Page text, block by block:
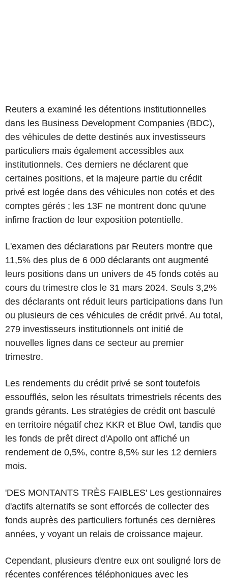
Reuters a examiné les détentions institutionnelles
dans les Business Development Companies (BDC),
des véhicules de dette destinés aux investisseurs
particuliers mais également accessibles aux
institutionnels. Ces derniers ne déclarent que
certaines positions, et la majeure partie du crédit
privé est logée dans des véhicules non cotés et des
comptes gérés ; les 13F ne montrent donc qu'une
infime fraction de leur exposition potentielle.
L'examen des déclarations par Reuters montre que
11,5% des plus de 6 000 déclarants ont augmenté
leurs positions dans un univers de 45 fonds cotés au
cours du trimestre clos le 31 mars 2024. Seuls 3,2%
des déclarants ont réduit leurs participations dans l'un
ou plusieurs de ces véhicules de crédit privé. Au total,
279 investisseurs institutionnels ont initié de
nouvelles lignes dans ce secteur au premier
trimestre.
Les rendements du crédit privé se sont toutefois
essoufflés, selon les résultats trimestriels récents des
grands gérants. Les stratégies de crédit ont basculé
en territoire négatif chez KKR et Blue Owl, tandis que
les fonds de prêt direct d'Apollo ont affiché un
rendement de 0,5%, contre 8,5% sur les 12 derniers
mois.
'DES MONTANTS TRÈS FAIBLES' Les gestionnaires
d'actifs alternatifs se sont efforcés de collecter des
fonds auprès des particuliers fortunés ces dernières
années, y voyant un relais de croissance majeur.
Cependant, plusieurs d'entre eux ont souligné lors de
récentes conférences téléphoniques avec les